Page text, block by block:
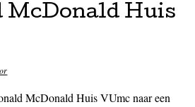
McDonald Huis
McDonald Huis VUmc naar een